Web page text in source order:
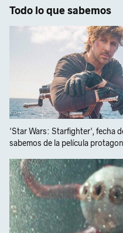
Todo lo que sabemos
'Star Wars: Starfighter', fecha
sabemos de la película